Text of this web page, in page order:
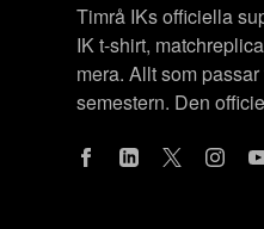
Timrå IKs officiella
IK t-shirt,
mera. Allt som
semestern. Den